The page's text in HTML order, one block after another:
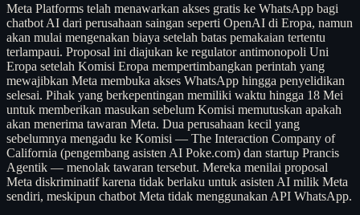
Meta Platforms telah menawarkan akses gratis ke WhatsApp bagi
chatbot AI dari perusahaan saingan seperti OpenAI di Eropa, namun
akan mulai mengenakan biaya setelah batas pemakaian tertentu
terlampaui. Proposal ini diajukan ke regulator antimonopoli Uni
Eropa setelah Komisi Eropa mempertimbangkan perintah yang
mewajibkan Meta membuka akses WhatsApp hingga penyelidikan
selesai. Pihak yang berkepentingan memiliki waktu hingga 18 Mei
untuk memberikan masukan sebelum Komisi memutuskan apakah
akan menerima tawaran Meta. Dua perusahaan kecil yang
sebelumnya mengadu ke Komisi — The Interaction Company of
California (pengembang asisten AI Poke.com) dan startup Prancis
Agentik — menolak tawaran tersebut. Mereka menilai proposal
Meta diskriminatif karena tidak berlaku untuk asisten AI milik Meta
sendiri, meskipun chatbot Meta tidak menggunakan API WhatsApp.